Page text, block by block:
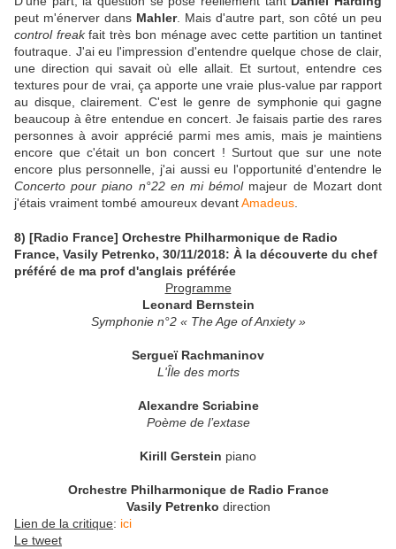
peut m'énerver dans Mahler. Mais d'autre part, son côté un peu
control freakfait très bon ménage avec cette partition un tantinet
foutraque. J'ai eu l'impression d'entendre quelque chose de clair,
une direction qui savait où elle allait. Et surtout, entendre ces
textures pour de vrai, ça apporte une vraie plus-value par rapport
au disque, clairement. C'est le genre de symphonie qui gagne
beaucoup à être entendue en concert. Je faisais partie des rares
personnes à avoir apprécié parmi mes amis, mais je maintiens
encore que c'était un bon concert ! Surtout que sur une note
encore plus personnelle, j'ai aussi eu l'opportunité d'entendre le
Concerto pour piano n°22 en mi bémol majeur de Mozart dont
j'étais vraiment tombé amoureux devantAmadeus
8) [Radio France] Orchestre Philharmonique de Radio
France, Vasily Petrenko, 30/11/2018: À la découverte du chef
préféré de ma prof d'anglais préférée
Programme
Leonard Bernstein
Symphonie n°2 « The Age of Anxiety »
Sergueï Rachmaninov
L'Île des morts
Alexandre Scriabine
Poème de l’extase
Kirill Gerstein piano
Orchestre Philharmonique de Radio France
Vasily Petrenko direction
Lien de la critique: ici
Le tweet